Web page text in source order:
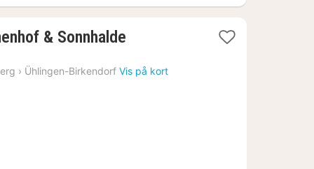
& Sonnhalde
fra
› Ühlingen-Birkendorf Vis på kort